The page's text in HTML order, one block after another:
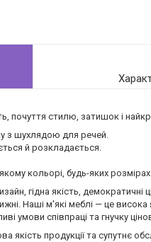
почуття стилю, затишок і
з шухлядою для речей.
й розкладається.
кольорі, будь-яких розмірах
гідна якість,
Наші м'які меблі — це
умови співпраці та гнучку
якість продукції та супутнє